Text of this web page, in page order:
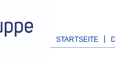
STARTSEITE